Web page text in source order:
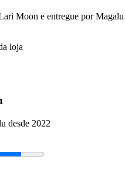
Moon e entregue por Magalu
loja
desde 2022